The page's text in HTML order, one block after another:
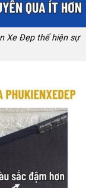
Xe Đẹp thể hiện sự